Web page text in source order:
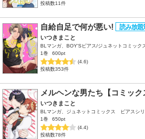
投稿数11件
自給自足で何が悪い!
いつきまこと
BLマンガ、BOY'Sピアス/ジュネットコミック
1巻
600pt
(4.6)
投稿数353件
メルヘンな男たち【コミック
いつきまこと
BLマンガ、ジュネットコミックス ピアスシ
1巻
650pt
(4.4)
投稿数78件